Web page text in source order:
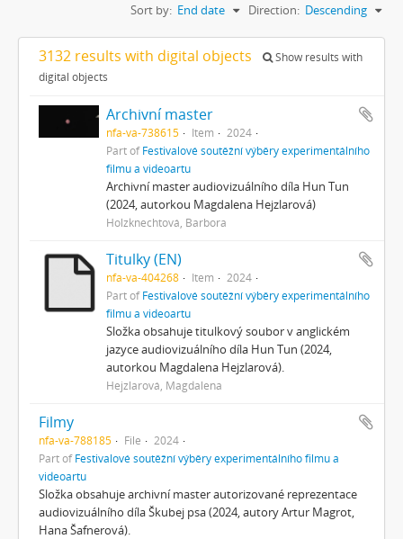
Sort by: End date Direction: Descending
3132 results with digital objects
Show results with
digital objects
Archivní master
nfa-va-738615 Item
2024
Part ofFestivalové soutěžní výběry experimentálního
filmu a videoartu
Archivní master audiovizuálního díla Hun Tun
(2024, autorkou Magdalena Hejzlarová)
Holzknechtová, Barbora
Titulky (EN)
nfa-va-404268 Item
2024
Part ofFestivalové soutěžní výběry experimentálního
filmu a videoartu
Složka obsahuje titulkový soubor v anglickém
jazyce audiovizuálního díla Hun Tun (2024,
autorkou Magdalena Hejzlarová).
Hejzlarová, Magdalena
Filmy
nfa-va-788185 File
2024
Part ofFestivalové soutěžní výběry experimentálního filmu a
videoartu
Složka obsahuje archivní master autorizované reprezentace
audiovizuálního díla Škubej psa (2024, autory Artur Magrot,
Hana Šafnerová).